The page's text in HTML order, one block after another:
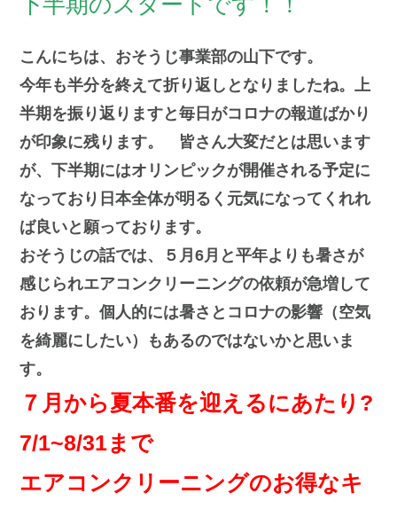
こんにちは、おそうじ事業部の山下です。
今年も半分を終えて折り返しとなりましたね。上
半期を振り返りますと毎日がコロナの報道ばかり
が印象に残ります。 皆さん大変だとは思います
が、下半期にはオリンピックが開催される予定に
なっており日本全体が明るく元気になってくれれ
ば良いと願っております。
おそうじの話では、５月6月と平年よりも暑さが
感じられエアコンクリーニングの依頼が急増して
おります。個人的には暑さとコロナの影響（空気
を綺麗にしたい）もあるのではないかと思いま
す。
７月から夏本番を迎えるにあたり?
7/1~8/31まで
エアコンクリーニングのお得なキ